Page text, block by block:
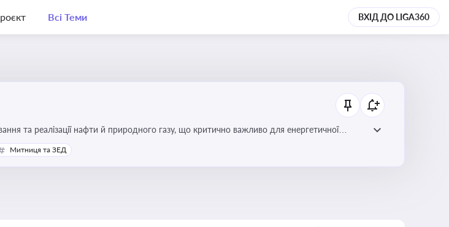
Всі Теми ВХІД ДО LIGA360
та реалізації нафти й природного газу, що критично важливо для енергетичної
умов діяльності
Митниця та ЗЕД